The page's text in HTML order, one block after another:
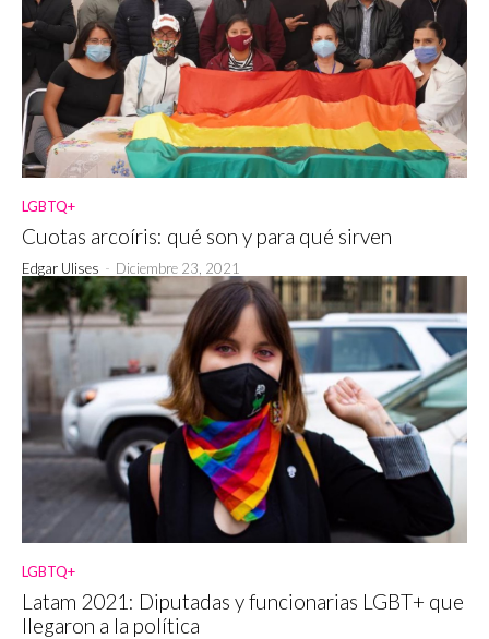
LGBTQ+
Cuotas arcoíris: qué son y para qué sirven
Edgar Ulises - Diciembre 23, 2021
LGBTQ+
Latam 2021: Diputadas y funcionarias LGBT+ que
llegaron a la política